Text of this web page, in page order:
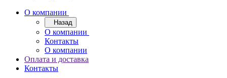
О компании
Назад
О компании
Контакты
О компании
Оплата и доставка
Контакты